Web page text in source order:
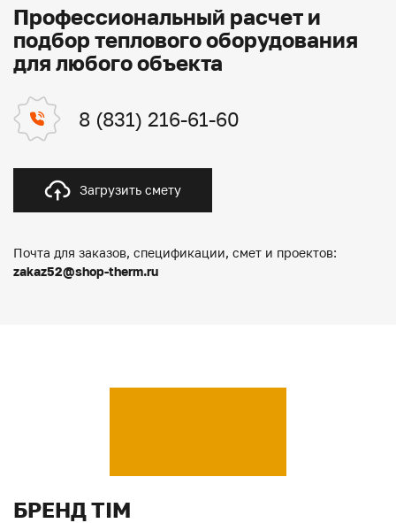
Профессиональный расчет и
подбор теплового оборудования
для любого объекта
8 (831) 216-61-60
Загрузить смету
Почта для заказов, спецификации, смет и проектов:
zakaz52@shop-therm.ru
БРЕНД TIM